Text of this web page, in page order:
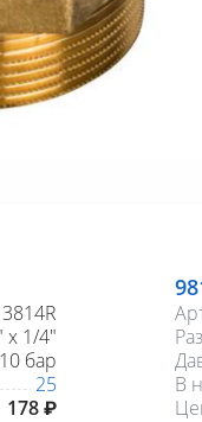
х 1/4"
10 бар
25
178 ₽
В